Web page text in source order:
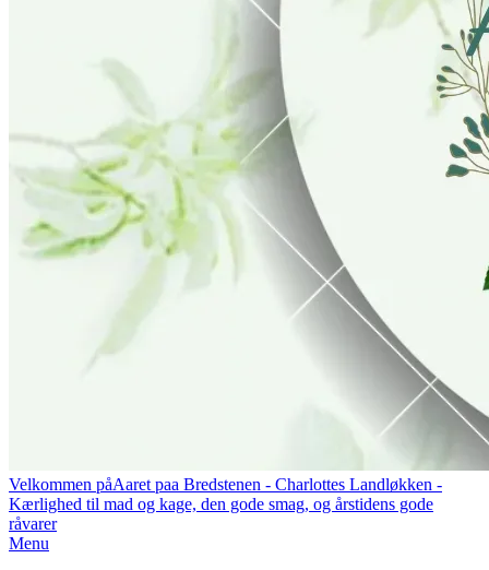
Velkommen påAaret paa Bredstenen - Charlottes Landløkken -
Kærlighed til mad og kage, den gode smag, og årstidens gode
råvarer
Primary
Menu